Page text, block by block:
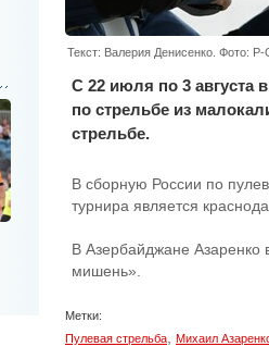
Текст: Валерия Денисенко. Фото: Р-
С 22 июля по 3 августа
по стрельбе из
стрельбе.
В сборную России по
турнира является
В Азербайджане
мишень».
Метки:
Пулевая стрельба
Михаил